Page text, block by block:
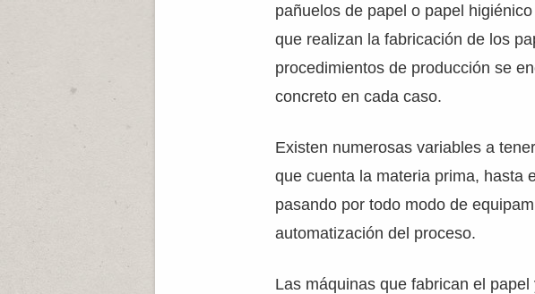
pañuelos de papel o papel
que realizan la fabricación de los
procedimientos de producción se
concreto en cada caso.
Existen numerosas variables a
que cuenta la materia prima, hasta
pasando por todo modo de
automatización del proceso.
Las máquinas que fabrican el papel